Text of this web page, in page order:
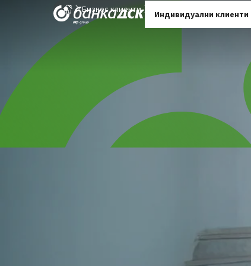
Индивидуални клиенти
Бизнес клиенти